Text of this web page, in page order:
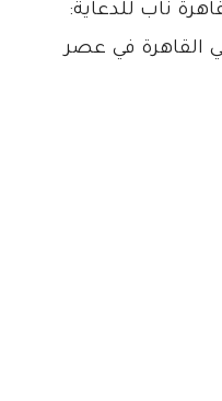
ناب للدعاية:
القاهرة في عصر